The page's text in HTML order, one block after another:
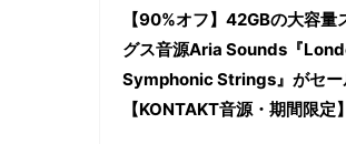
【90%オフ】42GBの大容量
グス音源Aria Sounds『
Symphonic Strings』がセー
【KONTAKT音源・期間限定】